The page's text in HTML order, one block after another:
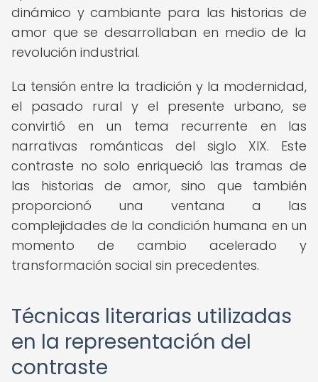
dinámico y cambiante para las historias de
amor que se desarrollaban en medio de la
revolución industrial.
La tensión entre la tradición y la modernidad,
el pasado rural y el presente urbano, se
convirtió en un tema recurrente en las
narrativas románticas del siglo XIX. Este
contraste no solo enriqueció las tramas de
las historias de amor, sino que también
proporcionó una ventana a las
complejidades de la condición humana en un
momento de cambio acelerado y
transformación social sin precedentes.
Técnicas literarias utilizadas
en la representación del
contraste